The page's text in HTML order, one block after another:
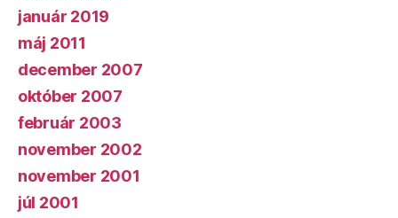
január 2019
máj 2011
december 2007
október 2007
február 2003
november 2002
november 2001
júl 2001